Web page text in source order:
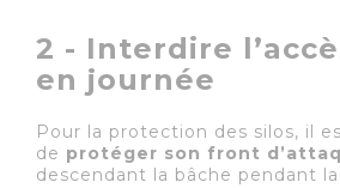
2 - Interdire
en journée
Pour la protection des silos, il
de protéger son front
descendant la bâche pendant